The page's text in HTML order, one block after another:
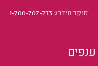
מוקד מידרג:1-700-707-233
ענפים